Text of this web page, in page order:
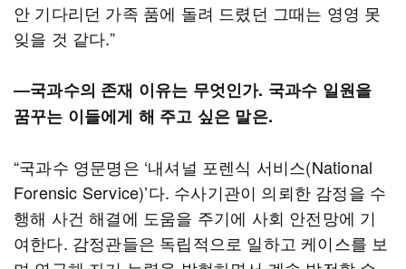
안 기다리던 가족 품에 돌려 드렸던 그때는 영영 못
잊을 것 같다.”
―국과수의 존재 이유는 무엇인가. 국과수 일원을
꿈꾸는 이들에게 해 주고 싶은 말은.
“국과수 영문명은 ‘내셔널 포렌식 서비스(National
Forensic Service)’다. 수사기관이 의뢰한 감정을 수
행해 사건 해결에 도움을 주기에 사회 안전망에 기
여한다. 감정관들은 독립적으로 일하고 케이스를 보